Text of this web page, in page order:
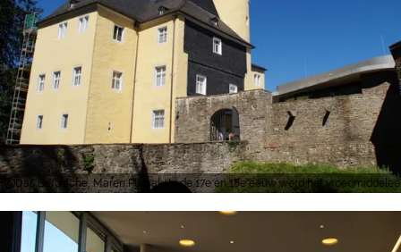
Das Bergische, Maren Pussak, In de 17e en 18e eeuw werd het